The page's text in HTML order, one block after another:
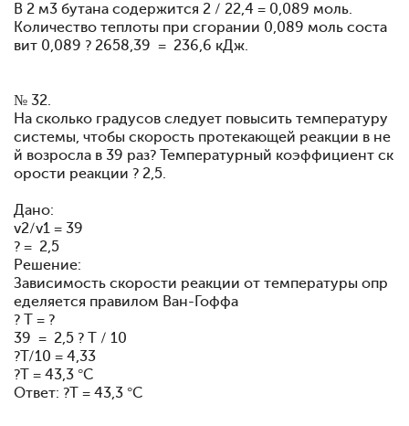
В 2 м3 бутана содержится 2 / 22,4 = 0,089 моль.
Количество теплоты при сгорании 0,089 моль соста
вит 0,089 ? 2658,39 = 236,6 кДж.
№ 32.
На сколько градусов следует повысить температуру
системы, чтобы скорость протекающей реакции в не
й возросла в 39 раз? Температурный коэффициент ск
орости реакции ? 2,5.
Дано:
v2/v1 = 39
? = 2,5
Решение:
Зависимость скорости реакции от температуры опр
еделяется правилом Ван-Гоффа
? T = ?
39 = 2,5 ? T / 10
?T/10 = 4,33
?T = 43,3 °С
Ответ: ?T = 43,3 °С